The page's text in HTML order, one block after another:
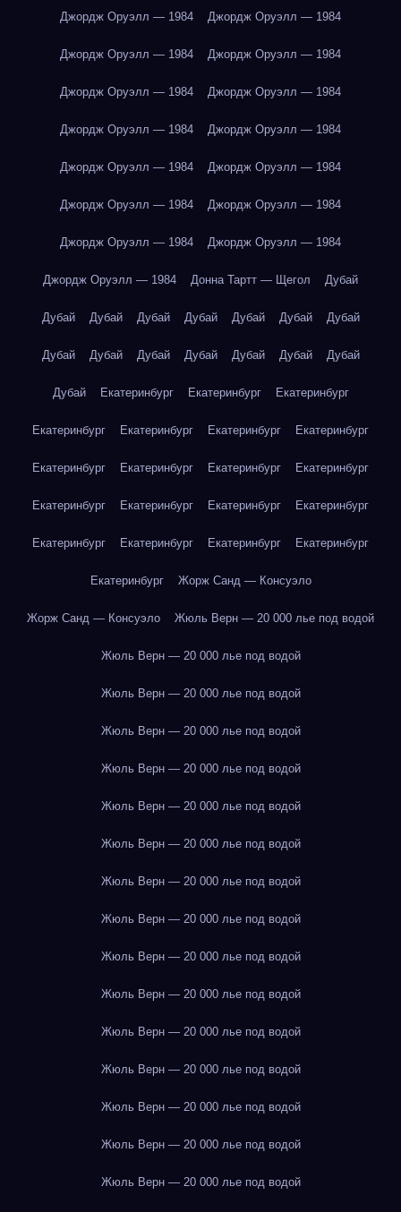
Джордж Оруэлл — 1984 Джордж Оруэлл — 1984
Джордж Оруэлл — 1984 Джордж Оруэлл — 1984
Джордж Оруэлл — 1984 Джордж Оруэлл — 1984
Джордж Оруэлл — 1984 Джордж Оруэлл — 1984
Джордж Оруэлл — 1984 Джордж Оруэлл — 1984
Джордж Оруэлл — 1984 Джордж Оруэлл — 1984
Джордж Оруэлл — 1984 Джордж Оруэлл — 1984
Джордж Оруэлл — 1984 Донна Тартт — Щегол Дубай
Дубай Дубай Дубай Дубай Дубай Дубай Дубай
Дубай Дубай Дубай Дубай Дубай Дубай Дубай
Дубай Екатеринбург Екатеринбург Екатеринбург
Екатеринбург Екатеринбург Екатеринбург Екатеринбург
Екатеринбург Екатеринбург Екатеринбург Екатеринбург
Екатеринбург Екатеринбург Екатеринбург Екатеринбург
Екатеринбург Екатеринбург Екатеринбург Екатеринбург
Екатеринбург Жорж Санд — Консуэло
Жорж Санд — Консуэло Жюль Верн — 20 000 лье под водой
Жюль Верн — 20 000 лье под водой
Жюль Верн — 20 000 лье под водой
Жюль Верн — 20 000 лье под водой
Жюль Верн — 20 000 лье под водой
Жюль Верн — 20 000 лье под водой
Жюль Верн — 20 000 лье под водой
Жюль Верн — 20 000 лье под водой
Жюль Верн — 20 000 лье под водой
Жюль Верн — 20 000 лье под водой
Жюль Верн — 20 000 лье под водой
Жюль Верн — 20 000 лье под водой
Жюль Верн — 20 000 лье под водой
Жюль Верн — 20 000 лье под водой
Жюль Верн — 20 000 лье под водой
Жюль Верн — 20 000 лье под водой